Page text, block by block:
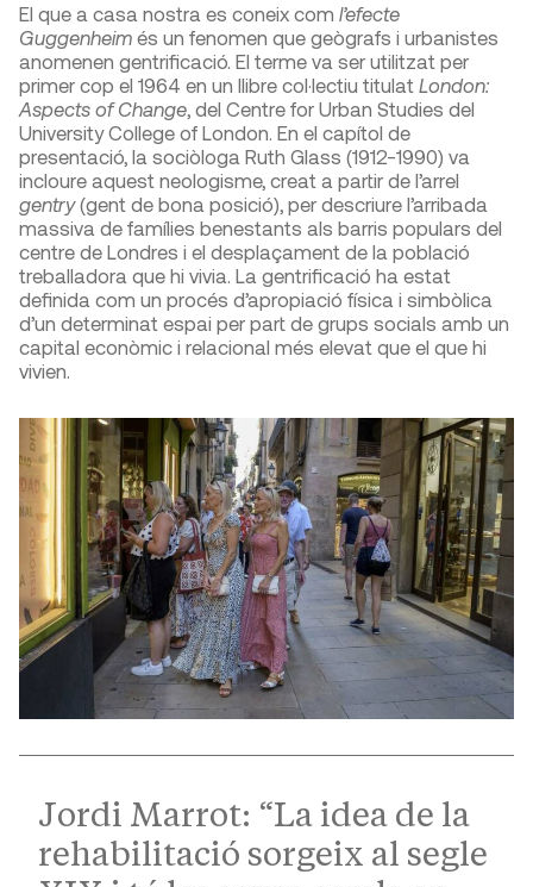
El que a casa nostra es coneix com l’efecte
Guggenheim és un fenomen que geògrafs i urbanistes
anomenen gentrificació. El terme va ser utilitzat per
primer cop el 1964 en un llibre col·lectiu titulat London:
Aspects of Change, del Centre for Urban Studies del
University College of London. En el capítol de
presentació, la sociòloga Ruth Glass (1912-1990) va
incloure aquest neologisme, creat a partir de l’arrel
gentry(gent de bona posició), per descriure l’arribada
massiva de famílies benestants als barris populars del
centre de Londres i el desplaçament de la població
treballadora que hi vivia. La gentrificació ha estat
definida com un procés d’apropiació física i simbòlica
d’un determinat espai per part de grups socials amb un
capital econòmic i relacional més elevat que el que hi
vivien.
Jordi Marrot: “La idea de la
rehabilitació sorgeix al segle